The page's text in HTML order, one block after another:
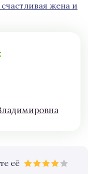
жена и
её